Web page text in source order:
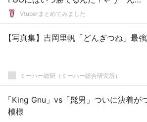
Vtuberまとめてみました
【写真集】吉岡里帆「どんぎつね」最強
ミーハー総研（ミーハー総合研究所）
「King Gnu」vs「髭男」ついに決着が
模様